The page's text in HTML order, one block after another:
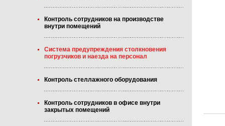
Контроль сотрудников на производстве
внутри помещений
Система предупреждения столкновения
погрузчиков и наезда на персонал
Контроль стеллажного оборудования
Контроль сотрудников в офисе внутри
закрытых помещений